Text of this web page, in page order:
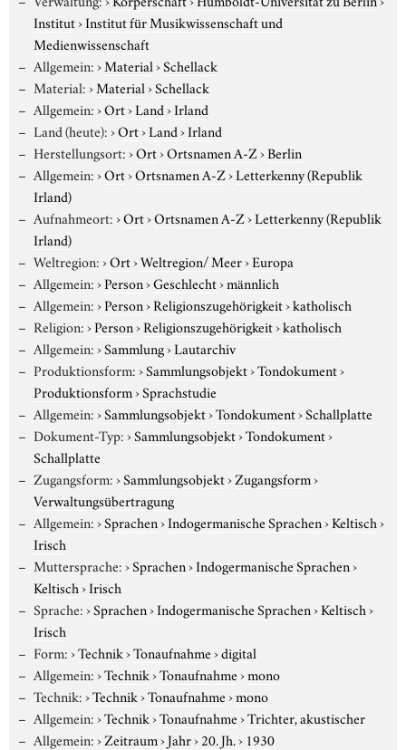
Institut›Institut für Musikwissenschaft und
Medienwissenschaft
Allgemein:›Material›Schellack
Material:›Material›Schellack
Allgemein:›Ort›Land›Irland
Land (heute):›Ort›Land›Irland
Herstellungsort:›Ort›Ortsnamen A-Z›Berlin
Allgemein:›Ort›Ortsnamen A-Z›Letterkenny (Republik
Irland)
Aufnahmeort:›Ort›Ortsnamen A-Z›Letterkenny (Republik
Irland)
Weltregion:›Ort›Weltregion/ Meer›Europa
Allgemein:›Person›Geschlecht›männlich
Allgemein:›Person›Religionszugehörigkeit›katholisch
Religion:›Person›Religionszugehörigkeit›katholisch
Allgemein:›Sammlung›Lautarchiv
Produktionsform:›Sammlungsobjekt›Tondokument›
Produktionsform›Sprachstudie
Allgemein:›Sammlungsobjekt›Tondokument›Schallplatte
Dokument-Typ:›Sammlungsobjekt›Tondokument›
Schallplatte
Zugangsform:›Sammlungsobjekt›Zugangsform›
Verwaltungsübertragung
Allgemein:›Sprachen›Indogermanische Sprachen›Keltisch›
Irisch
Muttersprache:›Sprachen›Indogermanische Sprachen›
Keltisch›Irisch
Sprache:›Sprachen›Indogermanische Sprachen›Keltisch›
Irisch
Form:›Technik›Tonaufnahme›digital
Allgemein:›Technik›Tonaufnahme›mono
Technik:›Technik›Tonaufnahme›mono
Allgemein:›Technik›Tonaufnahme›Trichter, akustischer
Allgemein:›Zeitraum›Jahr›20. Jh.› 1930